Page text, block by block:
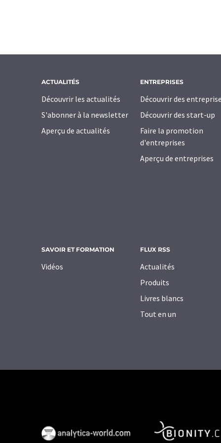
ACTUALITÉS
Découvrir les actualités
S'abonner à la newsletter
Aperçu de actualités
ENTREPRISES
Découvrir des
Découvrir des start-up
Faire la promotion
d'entreprises
Aperçu de entreprises
SAVOIR ET FORMATION
Vidéos
FLUX RSS
Actualités
Produits
Livres blancs
Tout en un